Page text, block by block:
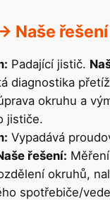
Naše řešení
Padající jistič.
diagnostika
okruhu a
jističe.
Vypadává
řešení:
okruhů,
spotřebiče/